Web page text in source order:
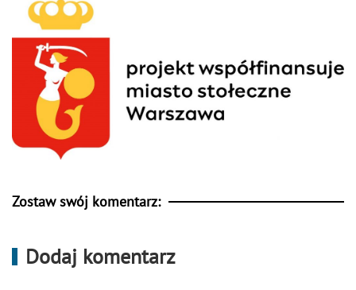
Zostaw swój komentarz:
Dodaj komentarz